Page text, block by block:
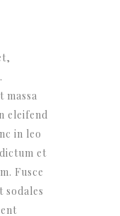
massa
eleifend
in leo
et
Fusce
sodales